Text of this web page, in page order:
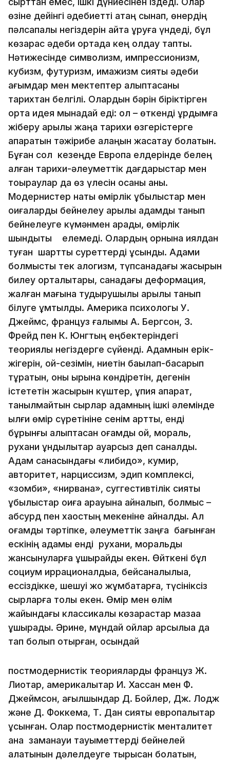
өзіне дейінгі әдебиетті қатаң сынап, өнердің
пәлсапалық негіздерін қайта құруға үндеді, бұл
көзқарас әдеби ортада кең қолдау тапты.
Нәтижесінде символизм, импрессионизм,
кубизм, футуризм, имажизм сияқты әдеби
ағымдар мен мектептер қалыптасқаны
тарихтан белгілі. Олардын бәрін біріктірген
ортақ идея мынадай еді: ол – өткенді құрдымға
жіберу арқылы жаңа тарихи өзгерістерге
апаратын тәжірибе алаңын жасақтау болатын.
Бұған сол кезеңде Европа елдерінде белең
алған тарихи-әлеуметтік дағдарыстар мен
тоқыраулар да өз үлесін қосқаны анық.
Модернистер нақты өмірлік құбылыстар мен
оқиғаларды бейнелеу арқылы адамды танып
бейнелеуге күмәнмен қарады, өмірлік
шындықты елемеді. Олардың орнына қиялдан
туған шартты суреттерді ұсынды. Адами
болмысты тек алогизм, түпсанадағы жасырын
билеу орталықтары, санадағы деформация,
жалған мағына тудырушылық арқылы танып
білуге ұмтылды. Америка психологы У.
Джеймс, француз ғалымы А. Бергсон, З.
Фрейд пен К. Юнгтың еңбектеріндегі
теориялық негіздерге сүйенді. Адамнын ерік-
жігерін, ой-сезімін, ниетін бақылап-басқарып
тұратын, оны ырқына көндіретін, дегенін
істететін жасырын күштер, құпия ақпарат,
танылмайтын сырлар адамның ішкі әлемінде
ылғи өмір сүретініне сенім артты, енді
бұрынғы қалыптасқан қоғамдық ой, мораль,
рухани құндылықтар қауқарсыз деп саналды.
Адам санасындағы «либидо», кумир,
авторитет, нарциссизм, эдип комплексі,
«зомби», «нирвана», суггестивтілік сияқты
құбылыстар оқиға арқауына айналып, болмыс –
абсурд пен хаостың мекеніне айналды. Ал
қоғамдық тәртіпке, әлеуметтік заңға бағынған
ескінің адамы енді рухани, моральдық
жансынуларға ұшырайды екен. Өйткені бұл
социум иррационалдыққа, бейсаналылыққа,
ессіздікке, шешуі жоқ жұмбақтарға, түсініксіз
сырларға толы екен. Өмір мен өлім
жайындағы классикалық көзқарастар мазаққа
ұшырады. Әрине, мұндай ойлар қарсылыққа да
тап болып отырған, осындай
постмодернистік теорияларды француз Ж.
Лиотар, америкалықтар И. Хассан мен Ф.
Джеймсон, ағылшындар Д. Бойлер, Дж. Лодж
және Д. Фоккема, Т. Дан сияқты европалықтар
ұсынған. Олар постмодернистік менталитет
қана заманауи тауқыметтерді бейнелей
алатынын дәлелдеуге тырысқан болатын,